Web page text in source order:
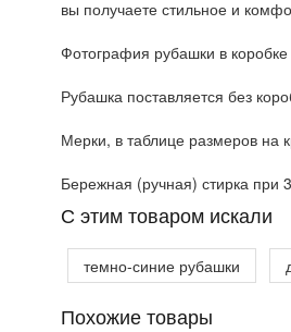
вы получаете стильное и
Фотография рубашки в коробке
Рубашка поставляется без
Мерки, в таблице размеров на
Бережная (ручная) стирка при
C этим товаром искали
темно-синие рубашки
Похожие товары